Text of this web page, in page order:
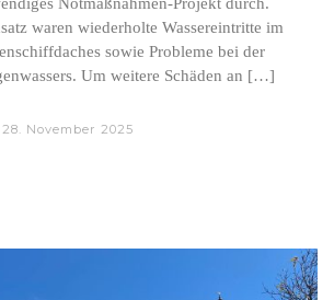
waren wiederholte Wassereintritte im
sowie Probleme bei der
Um weitere Schäden an […]
28. November 2025